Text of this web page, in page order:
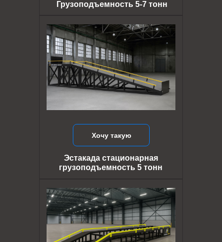
Хочу такую
Эстакада стационарная
грузоподъемность 5 тонн
Грузоподъемность 5-7 тонн